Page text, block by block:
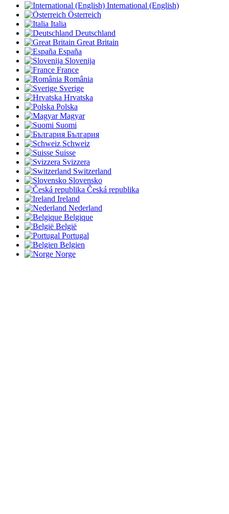
International (English)
Österreich
Italia
Deutschland
Great Britain
España
Slovenija
France
România
Sverige
Hrvatska
Polska
Magyar
Suomi
България
Schweiz
Suisse
Svizzera
Switzerland
Slovensko
Česká republika
Ireland
Nederland
Belgique
België
Portugal
Belgien
Norge